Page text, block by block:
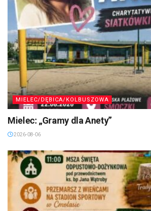
MIELEC/DĘBICA/KOLBUSZOWA
Mielec: „Gramy dla Anety”
2026-08-06